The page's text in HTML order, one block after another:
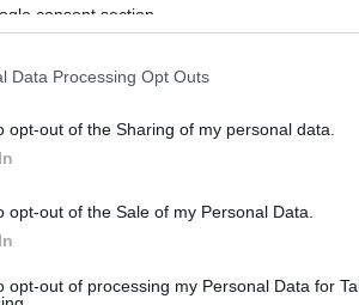
consent section.
Data Processing Opt Outs
opt-out of the Sharing of my personal data.
opt-out of the Sale of my Personal Data.
opt-out of processing my Personal Data for
tömegeit sem
jelentős béremeléseket
és a katonáinkat" – fűzte